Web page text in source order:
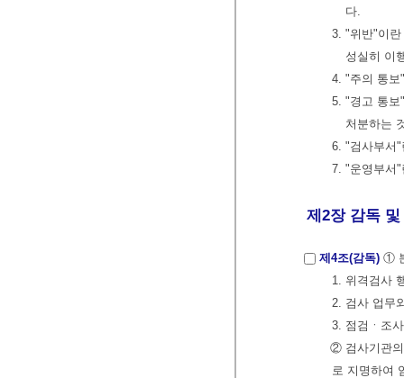
다.
3. "위반"이
성실히 이
4. "주의 통
5. "경고 통보
처분하는
6. "검사부서
7. "운영부서
제2장 감독 및
제4조(감독) ①
1. 위격검사
2. 검사 업무
3. 점검ㆍ조
② 검사기관의
로 지명하여